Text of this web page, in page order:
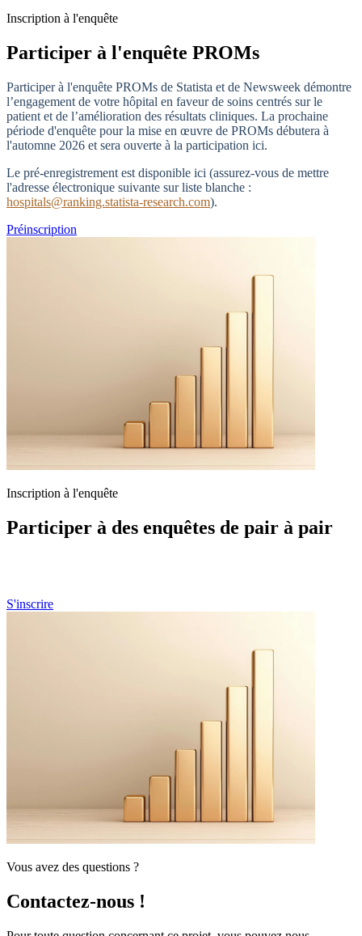
Inscription à l'enquête
Participer à l'enquête PROMs
Participer à l'enquête PROMs de Statista et de Newsweek démontre
l’engagement de votre hôpital en faveur de soins centrés sur le
patient et de l’amélioration des résultats cliniques. La prochaine
période d'enquête pour la mise en œuvre de PROMs débutera à
l'automne 2026 et sera ouverte à la participation ici.
Le pré-enregistrement est disponible ici (assurez-vous de mettre
l'adresse électronique suivante sur liste blanche :
hospitals@ranking.statista-research.com).
Préinscription
Inscription à l'enquête
Participer à des enquêtes de pair à pair
S'inscrire
Vous avez des questions ?
Contactez-nous !